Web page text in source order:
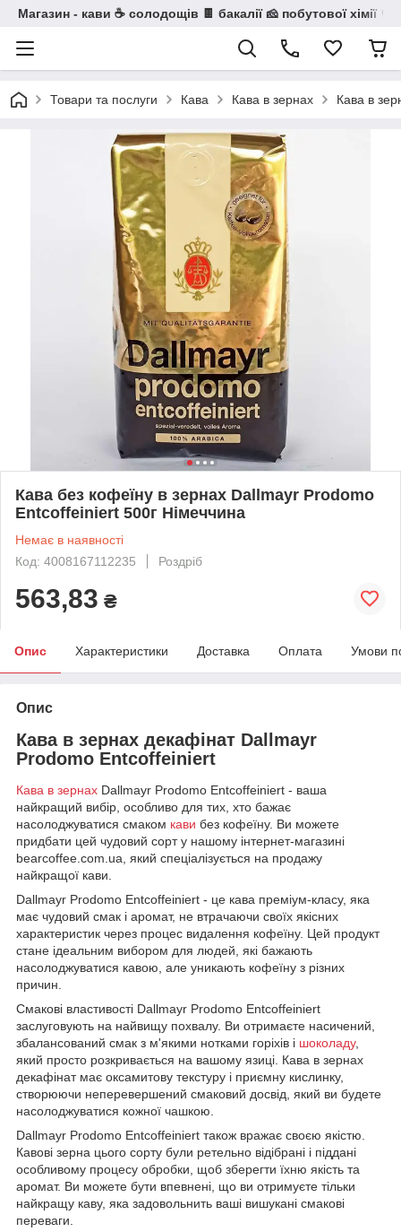
Магазин - кави ☕ солодощів 🍫 бакалії 🧀 побутової хімії 🧼
Товари та послуги Кава Кава в зернах Кава в
Кава без кофеїну в зернах Dallmayr Prodomo
Entcoffeiniert 500г Німеччина
Немає в наявності
Код: 4008167112235
Роздріб
563,83 ₴
Опис Характеристики Доставка Оплата Умови
Опис
Кава в зернах декафінат Dallmayr
Prodomo Entcoffeiniert
Кава в зернах Dallmayr Prodomo Entcoffeiniert - ваша
найкращий вибір, особливо для тих, хто бажає
насолоджуватися смаком кави без кофеїну. Ви можете
придбати цей чудовий сорт у нашому інтернет-магазині
bearcoffee.com.ua, який спеціалізується на продажу
найкращої кави.
Dallmayr Prodomo Entcoffeiniert - це кава преміум-класу, яка
має чудовий смак і аромат, не втрачаючи своїх якісних
характеристик через процес видалення кофеїну. Цей продукт
стане ідеальним вибором для людей, які бажають
насолоджуватися кавою, але уникають кофеїну з різних
причин.
Смакові властивості Dallmayr Prodomo Entcoffeiniert
заслуговують на найвищу похвалу. Ви отримаєте насичений,
збалансований смак з м'якими нотками горіхів і шоколаду,
який просто розкривається на вашому язиці. Кава в зернах
декафінат має оксамитову текстуру і приємну кислинку,
створюючи неперевершений смаковий досвід, який ви будете
насолоджуватися кожної чашкою.
Dallmayr Prodomo Entcoffeiniert також вражає своєю якістю.
Кавові зерна цього сорту були ретельно відібрані і піддані
особливому процесу обробки, щоб зберегти їхню якість та
аромат. Ви можете бути впевнені, що ви отримуєте тільки
найкращу каву, яка задовольнить ваші вишукані смакові
переваги.